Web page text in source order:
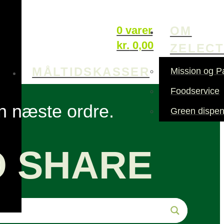
0 varer
kr. 0,00
MÅLTIDSKASSER
OM
Mission og
Foodservice
Green
næste ordre.
SHARE